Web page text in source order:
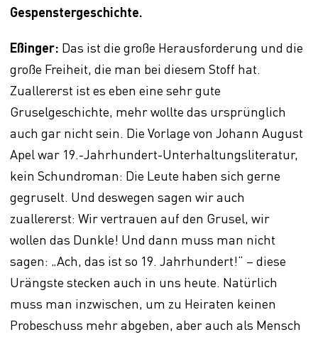
Gespenstergeschichte.
Eßinger: Das ist die große Herausforderung und die
große Freiheit, die man bei diesem Stoff hat.
Zuallererst ist es eben eine sehr gute
Gruselgeschichte, mehr wollte das ursprünglich
auch gar nicht sein. Die Vorlage von Johann August
Apel war 19.-Jahrhundert-Unterhaltungsliteratur,
kein Schundroman: Die Leute haben sich gerne
gegruselt. Und deswegen sagen wir auch
zuallererst: Wir vertrauen auf den Grusel, wir
wollen das Dunkle! Und dann muss man nicht
sagen: „Ach, das ist so 19. Jahrhundert!“ – diese
Urängste stecken auch in uns heute. Natürlich
muss man inzwischen, um zu Heiraten keinen
Probeschuss mehr abgeben, aber auch als Mensch